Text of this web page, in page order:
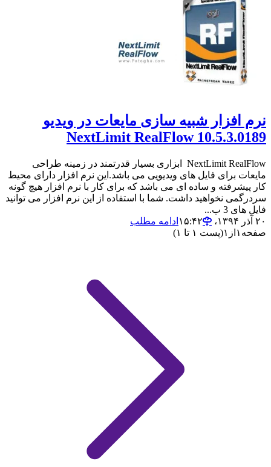
نرم افزار شبیه سازی مایعات در ویدیو
NextLimit RealFlow 10.5.3.0189
NextLimit RealFlow ابزاری بسیار قدرتمند در زمینه طراحی
مایعات برای فایل های ویدیویی می باشد.این نرم افزار دارای محیط
کار پیشرفته و ساده ای می باشد که برای کار با نرم افزار هیچ گونه
سردرگمی نخواهید داشت. شما با استفاده از این نرم افزار می توانید
فایل های 3 ب...
۲۰ آذر ۱۳۹۴،‏ ۱۵:۴۲
ادامه مطلب
صفحه ۱ از ۱(پست ۱ تا ۱)